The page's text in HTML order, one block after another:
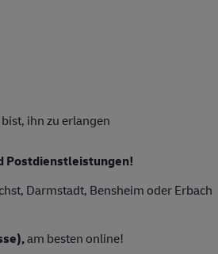
ihn zu erlangen
Postdienstleistungen!
Darmstadt, Bensheim oder Erbach
am besten online!